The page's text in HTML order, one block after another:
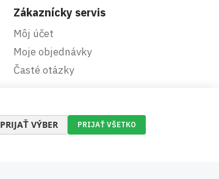
Zákaznícky servis
Môj účet
Moje objednávky
Časté otázky
PRIJAŤ VÝBER PRIJAŤ VŠETKO